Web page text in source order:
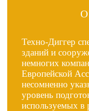
О
Техно-Диггер
зданий и
немногих
Европейской
несомненно
уровень
используемых в